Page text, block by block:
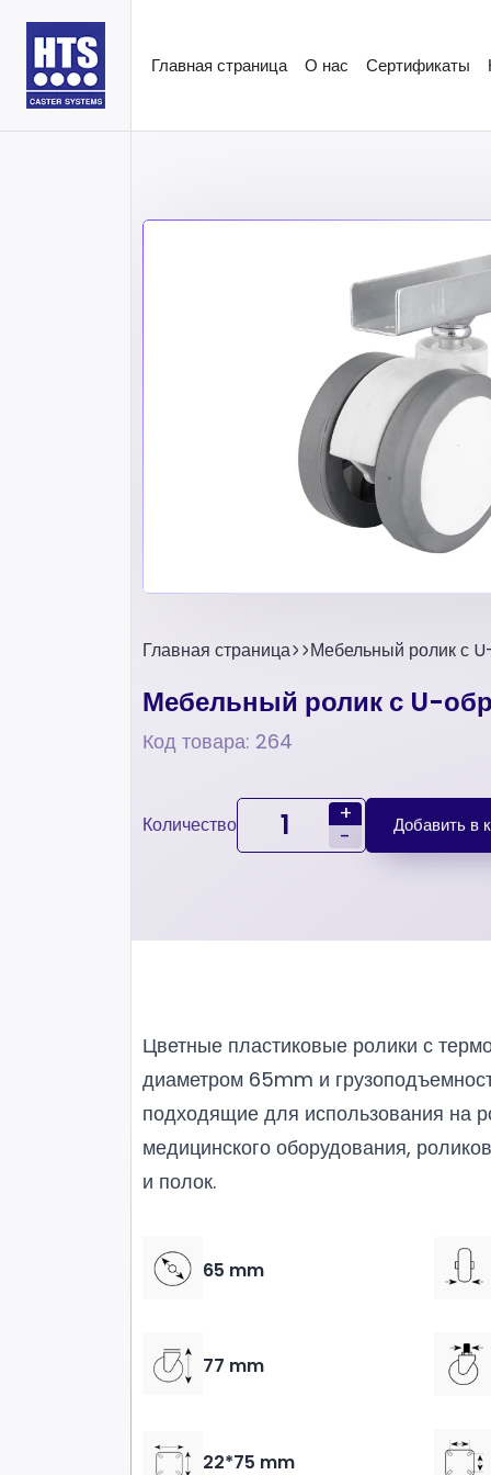
Главная страница О нас Сертификаты
Главная страница Мебельный ролик с
Мебельный ролик с U-
Код товара: 264
Количество
+
-
Добавить в
Цветные пластиковые ролики с
диаметром 65mm и
подходящие для использования на
медицинского оборудования,
и полок.
65 mm
77 mm
22*75 mm